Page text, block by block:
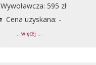
Wywoławcza: 595 zł
Cena uzyskana: -
... więcej ...